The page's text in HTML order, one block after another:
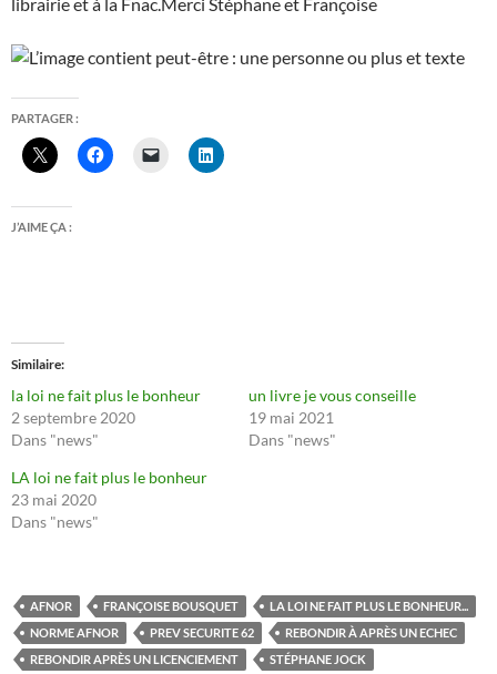
PARTAGER :
J’AIME ÇA :
Similaire
la loi ne fait plus le bonheur
2 septembre 2020
Dans "news"
un livre je vous conseille
19 mai 2021
Dans "news"
LA loi ne fait plus le bonheur
23 mai 2020
Dans "news"
AFNOR FRANÇOISE BOUSQUET
LA LOI NE FAIT PLUS LE BONHEUR...
NORME AFNOR
PREV SECURITE 62
REBONDIR À APRÈS UN ECHEC
REBONDIR APRÈS UN LICENCIEMENT
STÉPHANE JOCK